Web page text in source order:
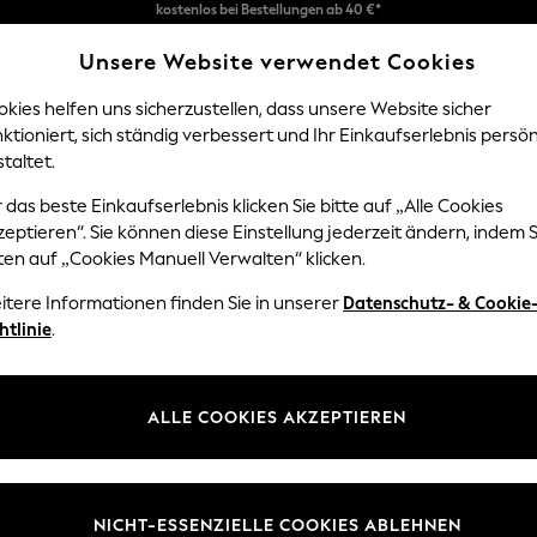
Problemlose Rückgaben*
Wir akzeptieren
DAMEN HERREN HOME
EMMA BRIDGEWATER CREAM
Unsere Website verwendet Cookies
helfen uns sicherzustellen, dass unsere Website sicher
sich ständig verbessert und Ihr Einkaufserlebnis
das beste Einkaufserlebnis klicken Sie bitte auf „Alle Cookies
Sie können diese Einstellung jederzeit ändern, indem
auf „Cookies Manuell Verwalten“ klicken.
Informationen finden Sie in unserer Datenschutz- &
.
ALLE COOKIES AKZEPTIEREN
NICHT-ESSENZIELLE COOKIES ABLEHNEN